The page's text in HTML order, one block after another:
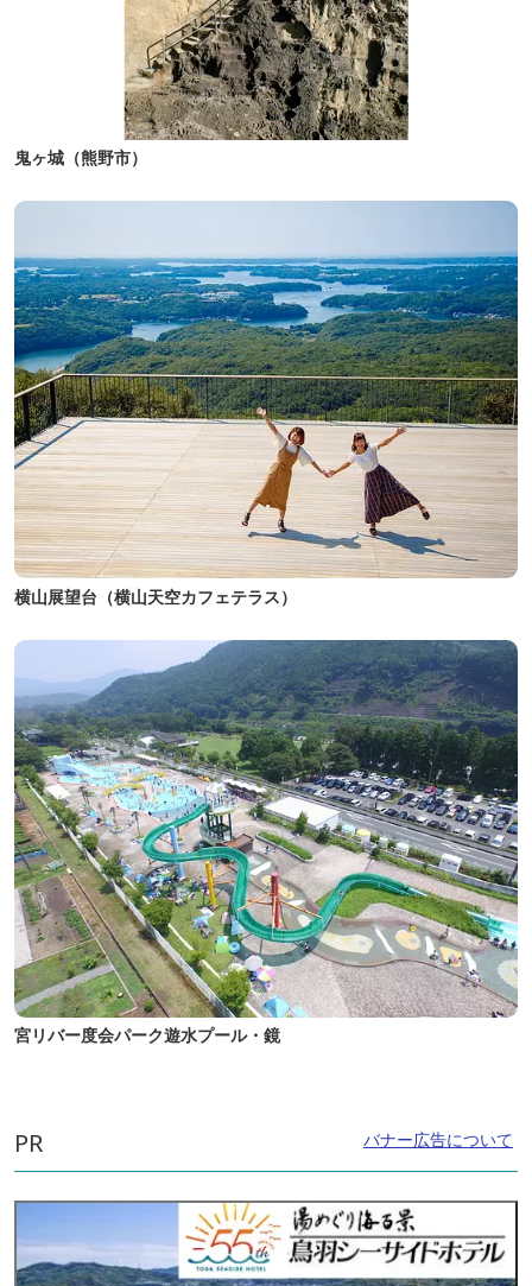
鬼ヶ城（熊野市）
横山展望台（横山天空カフェテラス）
宮リバー度会パーク遊水プール・鏡
PR バナー広告について